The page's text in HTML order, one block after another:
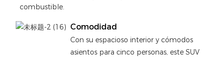
combustible.
Comodidad
Con su espacioso interior y cómodos
asientos para cinco personas, este SUV